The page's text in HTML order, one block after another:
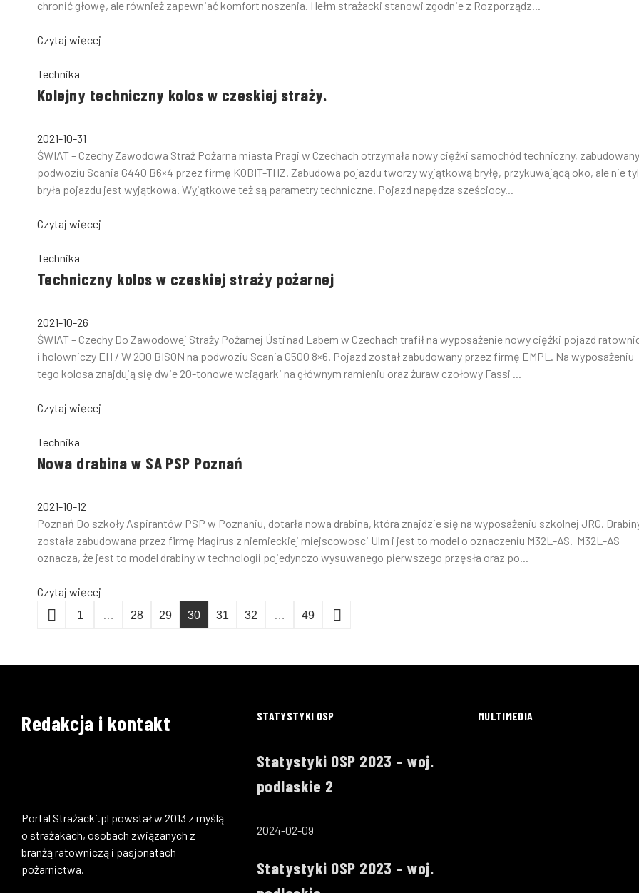
chronić głowę, ale również zapewniać komfort noszenia. Hełm strażacki stanowi zgodnie z Rozporządz...
Czytaj więcej
Technika
Kolejny techniczny kolos w czeskiej straży.
2021-10-31
ŚWIAT – Czechy Zawodowa Straż Pożarna miasta Pragi w Czechach otrzymała nowy ciężki samochód techniczny,
podwoziu Scania G440 B6×4 przez firmę KOBIT-THZ. Zabudowa pojazdu tworzy wyjątkową bryłę, przykuwającą oko, ale nie
bryła pojazdu jest wyjątkowa. Wyjątkowe też są parametry techniczne. Pojazd napędza sześciocy...
Czytaj więcej
Technika
Techniczny kolos w czeskiej straży pożarnej
2021-10-26
ŚWIAT – Czechy Do Zawodowej Straży Pożarnej Ústí nad Labem w Czechach trafił na wyposażenie nowy ciężki pojazd
i holowniczy EH / W 200 BISON na podwoziu Scania G500 8×6. Pojazd został zabudowany przez firmę EMPL. Na wyposażeniu
tego kolosa znajdują się dwie 20-tonowe wciągarki na głównym ramieniu oraz żuraw czołowy Fassi ...
Czytaj więcej
Technika
Nowa drabina w SA PSP Poznań
2021-10-12
Poznań Do szkoły Aspirantów PSP w Poznaniu, dotarła nowa drabina, która znajdzie się na wyposażeniu szkolnej JRG.
została zabudowana przez firmę Magirus z niemieckiej miejscowosci Ulm i jest to model o oznaczeniu M32L-AS. M32L-AS
oznacza, że jest to model drabiny w technologii pojedynczo wysuwanego pierwszego przęsła oraz po...
Czytaj więcej
1 … 28 29 30 31 32 … 49
Redakcja i kontakt
Portal Strażacki.pl powstał w 2013 z myślą
o strażakach, osobach związanych z
branżą ratowniczą i pasjonatach
pożarnictwa.
STATYSTYKI OSP
Statystyki OSP 2023 – woj.
podlaskie 2
2024-02-09
Statystyki OSP 2023 – woj.
MULTIMEDIA